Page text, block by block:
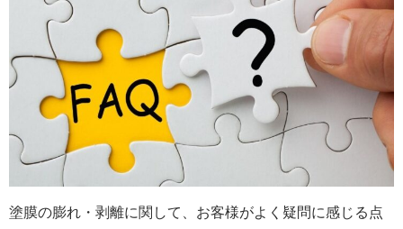
塗膜の膨れ・剥離に関して、お客様がよく疑問に感じる点